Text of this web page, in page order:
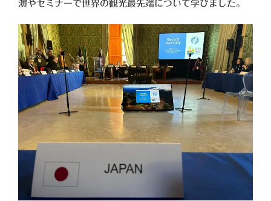
演やセミナーで世界の観光最先端について学びました。